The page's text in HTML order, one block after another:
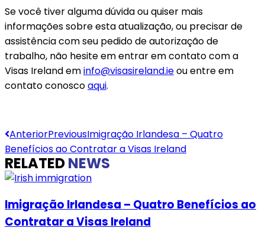
Se você tiver alguma dúvida ou quiser mais
informações sobre esta atualização, ou precisar de
assistência com seu pedido de autorização de
trabalho, não hesite em entrar em contato com a
Visas Ireland eminfo@visasireland.ieou entre em
contato conoscoaqui.
AnteriorPreviousImigração Irlandesa – Quatro
Benefícios ao Contratar a Visas Ireland
RELATEDNEWS
Imigração Irlandesa – Quatro Benefícios ao
Contratar a Visas Ireland